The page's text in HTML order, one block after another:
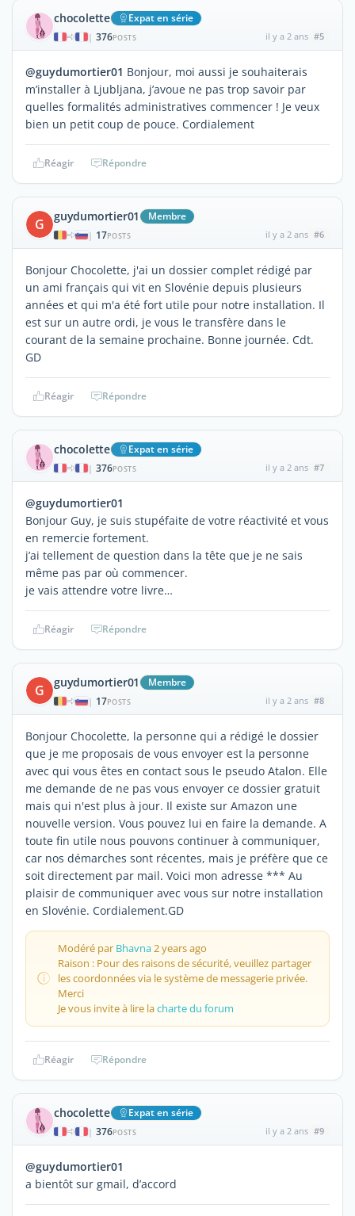
chocolette Expat en série
| 376POSTS il y a 2 ans #5
@guydumortier01 Bonjour, moi aussi je souhaiterais
m’installer à Ljubljana, j’avoue ne pas trop savoir par
quelles formalités administratives commencer ! Je veux
bien un petit coup de pouce. Cordialement
Réagir Répondre
G guydumortier01 Membre
| 17POSTS il y a 2 ans #6
Bonjour Chocolette, j'ai un dossier complet rédigé par
un ami français qui vit en Slovénie depuis plusieurs
années et qui m'a été fort utile pour notre installation. Il
est sur un autre ordi, je vous le transfère dans le
courant de la semaine prochaine. Bonne journée. Cdt.
GD
Réagir Répondre
chocolette Expat en série
| 376POSTS il y a 2 ans #7
@guydumortier01
Bonjour Guy, je suis stupéfaite de votre réactivité et vous
en remercie fortement.
j’ai tellement de question dans la tête que je ne sais
même pas par où commencer.
je vais attendre votre livre…
Réagir Répondre
G guydumortier01 Membre
| 17POSTS il y a 2 ans #8
Bonjour Chocolette, la personne qui a rédigé le dossier
que je me proposais de vous envoyer est la personne
avec qui vous êtes en contact sous le pseudo Atalon. Elle
me demande de ne pas vous envoyer ce dossier gratuit
mais qui n'est plus à jour. Il existe sur Amazon une
nouvelle version. Vous pouvez lui en faire la demande. A
toute fin utile nous pouvons continuer à communiquer,
car nos démarches sont récentes, mais je préfère que ce
soit directement par mail. Voici mon adresse *** Au
plaisir de communiquer avec vous sur notre installation
en Slovénie. Cordialement.GD
Modéré par Bhavna2 years ago
Raison : Pour des raisons de sécurité, veuillez partager
les coordonnées via le système de messagerie privée.
Merci
Je vous invite à lire lacharte du forum
Réagir Répondre
chocolette Expat en série
| 376POSTS il y a 2 ans #9
@guydumortier01
a bientôt sur gmail, d’accord